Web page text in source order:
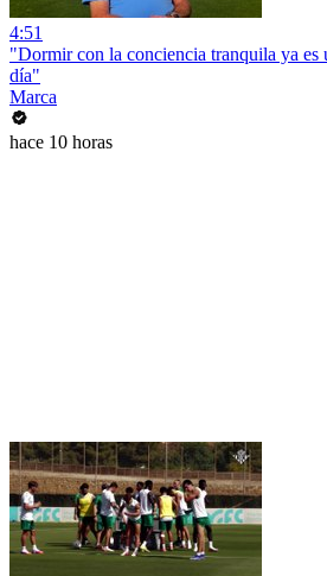
4:51
"Dormir con la conciencia tranquila ya es
día"
Marca
hace 10 horas